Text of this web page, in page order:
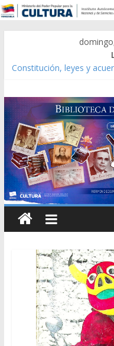
Constitución, leyes y
Modesta Bor Sánchez
Gaceta Oficial de la
Caracas 09 de marzo de
Catálogo temático de